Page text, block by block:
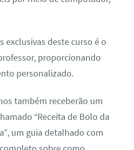
exclusivas deste curso é o
proporcionando
personalizado.
também receberão um
“Receita de Bolo da
um guia detalhado com